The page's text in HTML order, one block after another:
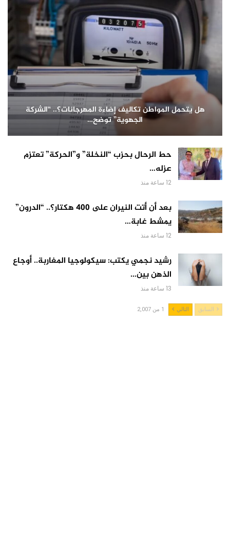
هل يتحمل المواطن تكاليف إضاءة المهرجانات؟.. “الشركة
الجهوية” توضح…
حط الرحال بحزب “النخلة” و”الحركة” تعتزم
عزله…
12 ساعة منذ
بعد أن أتت النيران على 400 هكتار؟.. “الدرون”
يمشط غابة…
12 ساعة منذ
رشيد نجمي يكتب: سيكولوجيا المغاربة.. أوجاع
الذهن بين…
13 ساعة منذ
السابق التالي 1 من 2,007